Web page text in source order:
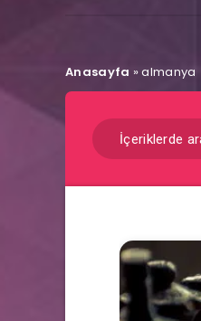
Anasayfa »almanya